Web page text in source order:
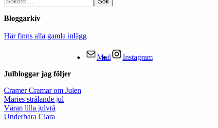
Bloggarkiv
Här finns alla gamla inlägg
Mail
Instagram
Julbloggar jag följer
Cramer Cramar om Julen
Maries strålande jul
Våran lilla julvrå
Underbara Clara